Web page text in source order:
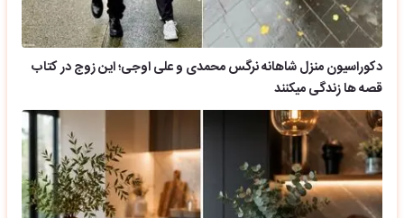
دکوراسیون منزل شاهانه نرگس محمدی و علی اوجی؛ این زوج در کتاب
قصه ها زندگی میکنند